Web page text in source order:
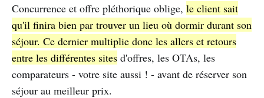
Concurrence et offre pléthorique oblige, le client sait
qu'il finira bien par trouver un lieu où dormir durant son
séjour. Ce dernier multiplie donc les allers et retours
entre les différentes sites d'offres, les OTAs, les
comparateurs - votre site aussi ! - avant de réserver son
séjour au meilleur prix.